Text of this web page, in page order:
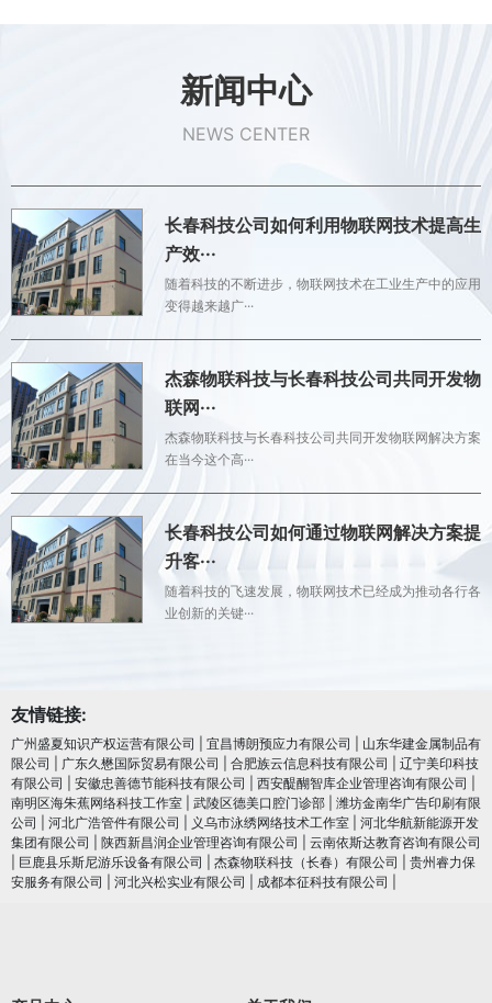
新闻中心
NEWS CENTER
长春科技公司如何利用物联网技术提高生
产效···
随着科技的不断进步，物联网技术在工业生产中的应用
变得越来越广···
杰森物联科技与长春科技公司共同开发物
联网···
杰森物联科技与长春科技公司共同开发物联网解决方案
在当今这个高···
长春科技公司如何通过物联网解决方案提
升客···
随着科技的飞速发展，物联网技术已经成为推动各行各
业创新的关键···
友情链接:
广州盛夏知识产权运营有限公司 宜昌博朗预应力有限公司
山东华建金属制品有
限公司
广东久懋国际贸易有限公司 合肥族云信息科技有限公司
辽宁美印科技
有限公司
安徽忠善德节能科技有限公司 西安醍醐智库企业管理咨询有限公司
南明区海朱蕉网络科技工作室
武陵区德美口腔门诊部
潍坊金南华广告印刷有限
公司
河北广浩管件有限公司 义乌市泳绣网络技术工作室
河北华航新能源开发
集团有限公司
陕西新昌润企业管理咨询有限公司
云南依斯达教育咨询有限公司
巨鹿县乐斯尼游乐设备有限公司 杰森物联科技（长春）有限公司
贵州睿力保
安服务有限公司
河北兴松实业有限公司 成都本征科技有限公司